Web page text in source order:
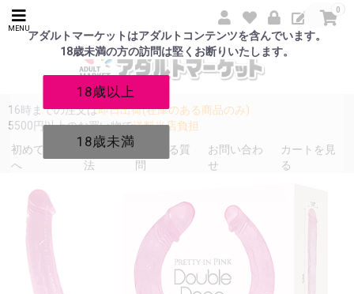
アダルトマーケットはアダルトコンテンツを含んでいます。
18歳未満の方の訪問は堅くお断りいたします。
18歳以上
18歳未満
MENU
0
16時までの注文は即日出荷(在庫のある商品のみ)
5500円以上のお買い物で送料当店負担
初めての方
へ
発送方
法
よくある質
問
お問い合わ
せ
カートを見
る